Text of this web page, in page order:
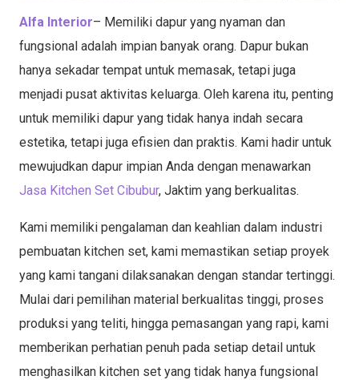
Alfa Interior– Memiliki dapur yang nyaman dan
fungsional adalah impian banyak orang. Dapur bukan
hanya sekadar tempat untuk memasak, tetapi juga
menjadi pusat aktivitas keluarga. Oleh karena itu, penting
untuk memiliki dapur yang tidak hanya indah secara
estetika, tetapi juga efisien dan praktis. Kami hadir untuk
mewujudkan dapur impian Anda dengan menawarkan
Jasa Kitchen Set Cibubur, Jaktim yang berkualitas.
Kami memiliki pengalaman dan keahlian dalam industri
pembuatan kitchen set, kami memastikan setiap proyek
yang kami tangani dilaksanakan dengan standar tertinggi.
Mulai dari pemilihan material berkualitas tinggi, proses
produksi yang teliti, hingga pemasangan yang rapi, kami
memberikan perhatian penuh pada setiap detail untuk
menghasilkan kitchen set yang tidak hanya fungsional